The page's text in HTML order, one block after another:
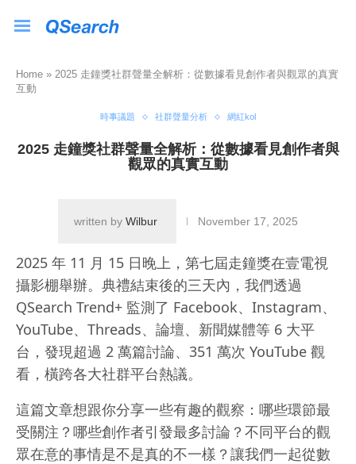
Home » 2025 走鐘獎社群聲量全解析：從數據看見創作者與觀眾的真實
互動
時事議題 社群聲量分析 網紅kol
2025 走鐘獎社群聲量全解析：從數據看見創作者與
觀眾的真實互動
written by Wilbur November 17, 2025
2025 年 11 月 15 日晚上，第七屆走鐘獎在壹電視
攝影棚舉辦。典禮結束後的三天內，我們透過
QSearch Trend+ 監測了 Facebook、Instagram、
YouTube、Threads、論壇、新聞媒體等 6 大平
台，發現超過 2 萬篇討論、351 萬次 YouTube 觀
看，橫跨各大社群平台熱議。
這篇文章想跟你分享一些有趣的觀察：哪些環節最
受關注？哪些創作者引發最多討論？不同平台的觀
眾在意的事情是不是真的不一樣？讓我們一起從數